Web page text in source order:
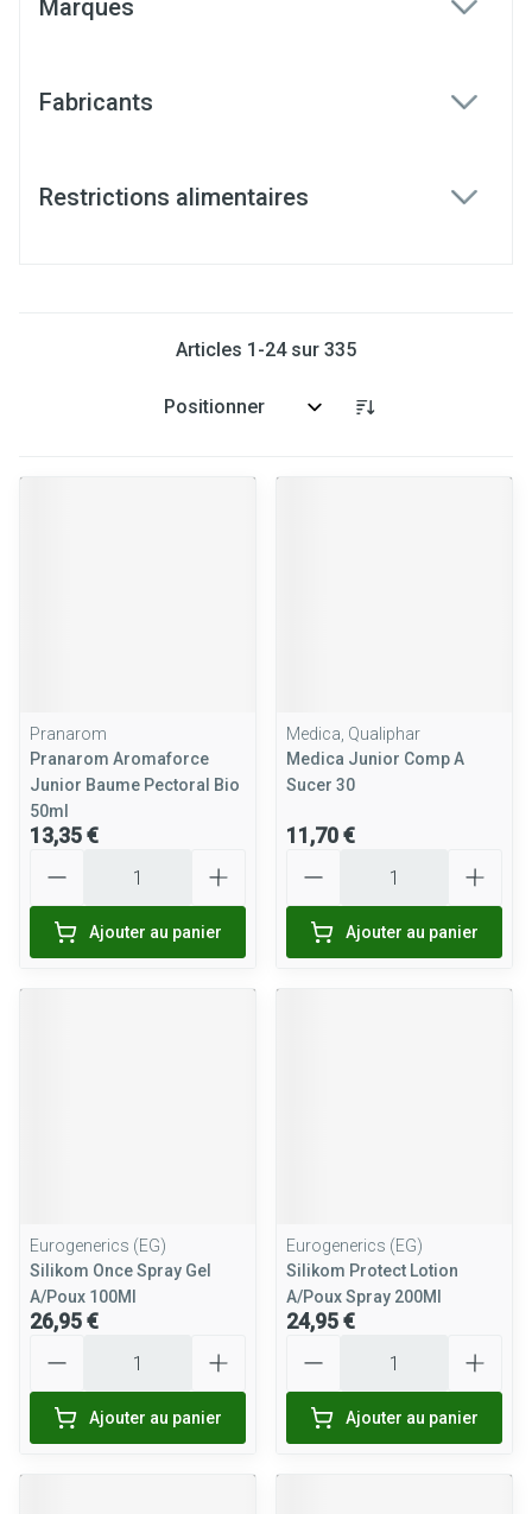
Marques
Fabricants
Restrictions alimentaires
Articles 1 -24sur 335
Trier par:
Pranarom
Pranarom Aromaforce
Junior Baume Pectoral Bio
50ml
13,35 €
Ajouter au panier
Medica, Qualiphar
Medica Junior Comp A
Sucer 30
11,70 €
Ajouter au panier
Eurogenerics (EG)
Silikom Once Spray Gel
A/Poux 100Ml
26,95 €
Ajouter au panier
Eurogenerics (EG)
Silikom Protect Lotion
A/Poux Spray 200Ml
24,95 €
Ajouter au panier